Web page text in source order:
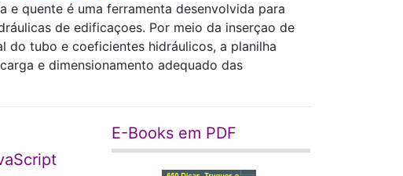
e quente é uma ferramenta desenvolvida para
de edificaçoes. Por meio da inserçao de
do tubo e coeficientes hidráulicos, a planilha
e dimensionamento adequado das
E-Books em PDF